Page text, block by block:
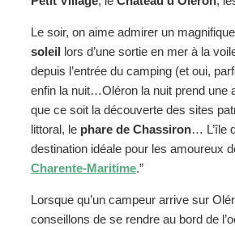
Le soir, on aime admirer un magnifique
soleil lors d’une sortie en mer à la
depuis l’entrée du camping (et oui,
enfin la nuit…Oléron la nuit prend une
que ce soit la découverte des sites
littoral, le phare de Chassiron… L’île
destination idéale pour les amoureux
Charente-Maritime.”
Lorsque qu’un campeur arrive sur
conseillons de se rendre au bord de